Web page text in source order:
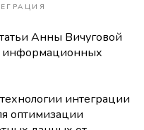
Анны Вичуговой
информационных
интеграции
оптимизации